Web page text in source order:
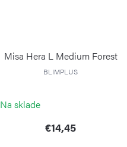
Misa Hera L Medium Forest
BLIMPLUS
Na sklade
€14,45